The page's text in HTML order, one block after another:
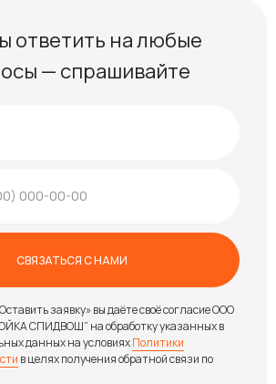
ответить на любые
— спрашивайте
СВЯЗАТЬСЯ С НАМИ
заявку» вы даёте своё согласие ООО
СПИДВОШ” на обработку указанных в
данных на условияхПолитики
в целях получения обратной связи по